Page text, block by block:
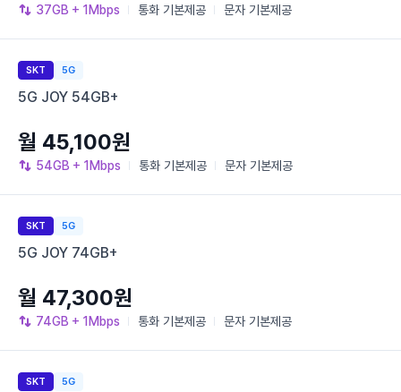
37GB + 1Mbps 통화 기본제공 문자 기본제공
SKT 5G
5G JOY 54GB+
54GB + 1Mbps 통화 기본제공 문자 기본제공
월 45,100원
SKT 5G
5G JOY 74GB+
74GB + 1Mbps 통화 기본제공 문자 기본제공
월 47,300원
SKT 5G